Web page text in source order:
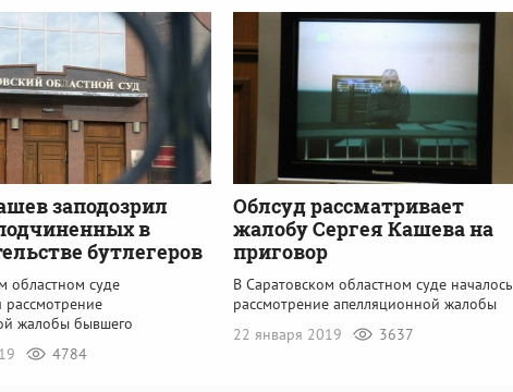
заподозрил
в
бутлегеров
областном суде
рассмотрение
жалобы бывшего
4784
Облсуд рассматривает
жалобу Сергея Кашева на
приговор
В Саратовском областном суде началось
рассмотрение апелляционной жалобы
22 января 2019
3637